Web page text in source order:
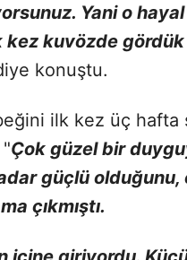
Yani o
kuvözde gördük
konuştu.
ilk kez üç hafta
"Çok güzel bir
güçlü olduğunu,
çıkmıştı.